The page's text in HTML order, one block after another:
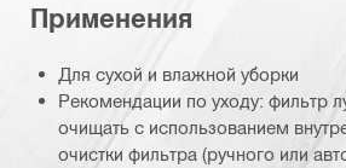
Применения
Для сухой и влажной уборки
Рекомендации по уходу: фильтр
очищать с использованием
очистки фильтра (ручного или